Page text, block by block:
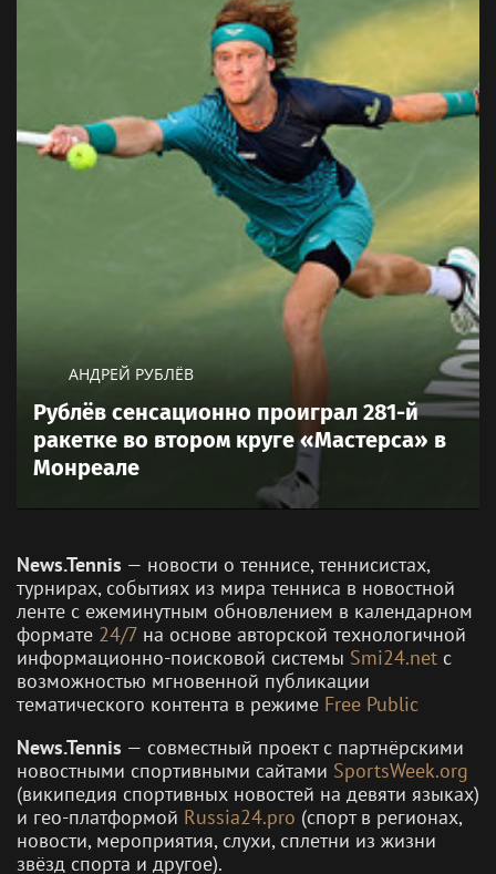
АНДРЕЙ РУБЛЁВ
Рублёв сенсационно проиграл 281-й
ракетке во втором круге «Мастерса» в
Монреале
News.Tennis — новости о теннисе, теннисистах,
турнирах, событиях из мира тенниса в новостной
ленте с ежеминутным обновлением в календарном
формате 24/7 на основе авторской технологичной
информационно-поисковой системы Smi24.net с
возможностью мгновенной публикации
тематического контента в режиме Free Public
News.Tennis — совместный проект с партнёрскими
новостными спортивными сайтами SportsWeek.org
(википедия спортивных новостей на девяти языках)
и гео-платформой Russia24.pro (спорт в регионах,
новости, мероприятия, слухи, сплетни из жизни
звёзд спорта и другое).